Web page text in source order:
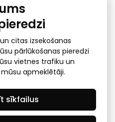
subjekta piekļuves
asociācija - visas tiesības
citas izsekošanas
pārlūkošanas pieredzi
vietnes trafiku un
apmeklētāji.
sīkfailus